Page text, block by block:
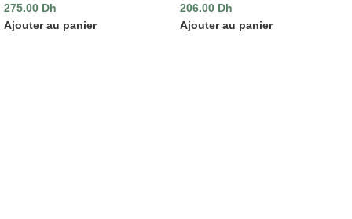
275.00 Dh
Ajouter au panier
206.00 Dh
Ajouter au panier